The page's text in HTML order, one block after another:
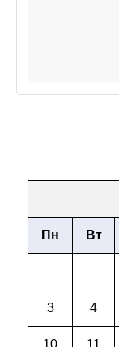
Пн Вт
3 4